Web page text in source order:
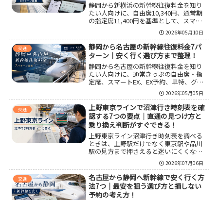
静岡から新横浜の新幹線往復料金を知り
たい人向けに、自由席10,340円、通常期
の指定席11,400円を基準として、スマー
トEXやEX予約を使った場合の差、ひか
り・こだま利用時の所要時間、繁忙期で
料金が変わるポイントまで整理した。日
帰り向けの考え方や、宿泊込みで総額を
抑える見方もまとめている。
2026年05月10日
交通
静岡から名古屋の新幹線往復料金7パ
ターン｜安く行く選び方まで整理！
静岡から名古屋の新幹線往復料金を知り
たい人向けに、通常きっぷの自由席・指
定席、スマートEX、EX予約、早特、グリ
ーン車まで比較しながら整理した。静岡
から名古屋へ新幹線で往復するときの目
安額だけでなく、安く行くコツ、在来線
費用の考え方、繁忙期の注意点、出張や
観光での選び分けまでわかる内容にして
いる。
2026年05月05日
交通
上野東京ラインで沼津行き時刻表を確
認する7つの要点｜直通の見つけ方と
乗り換え判断がすぐできる！
上野東京ライン沼津行き時刻表を調べる
ときは、上野駅だけでなく東京駅や品川
駅の見方まで押さえると迷いにくくなり
ます。直通列車の有無、熱海乗り換えの
判断、平日と土休日の違い、混雑時の考
え方まで整理して、沼津方面へ向かう列
車選びをわかりやすくまとめました。
2026年07月06日
交通
名古屋から静岡へ新幹線で安く行く方
法7つ｜最安を狙う選び方と損しない
予約の考え方！